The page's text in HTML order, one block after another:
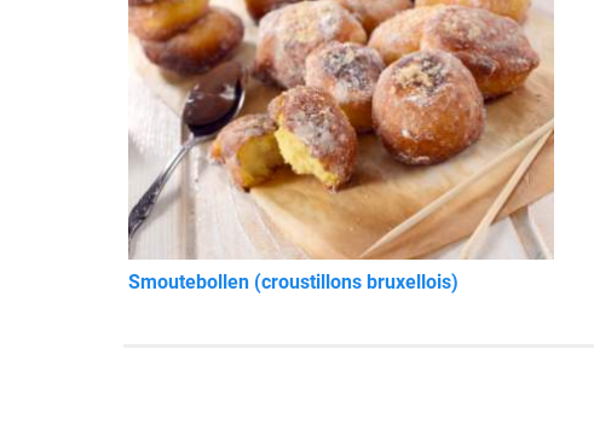
Smoutebollen (croustillons bruxellois)